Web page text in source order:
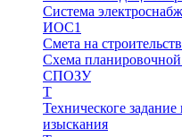
Система
ИОС1
Смета на
Схема планировочной
СПОЗУ
Т
Техническоге
изыскания